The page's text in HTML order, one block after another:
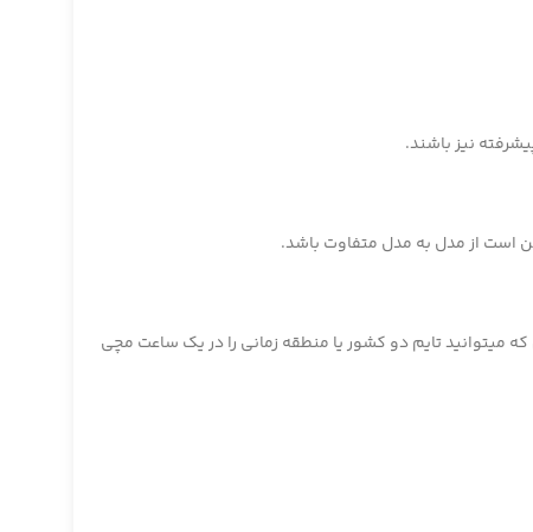
نیز باشند.
است از مدل به مدل متفاوت باشد.
میتوانید تایم دو کشور یا منطقه زمانی را در یک ساعت مچی